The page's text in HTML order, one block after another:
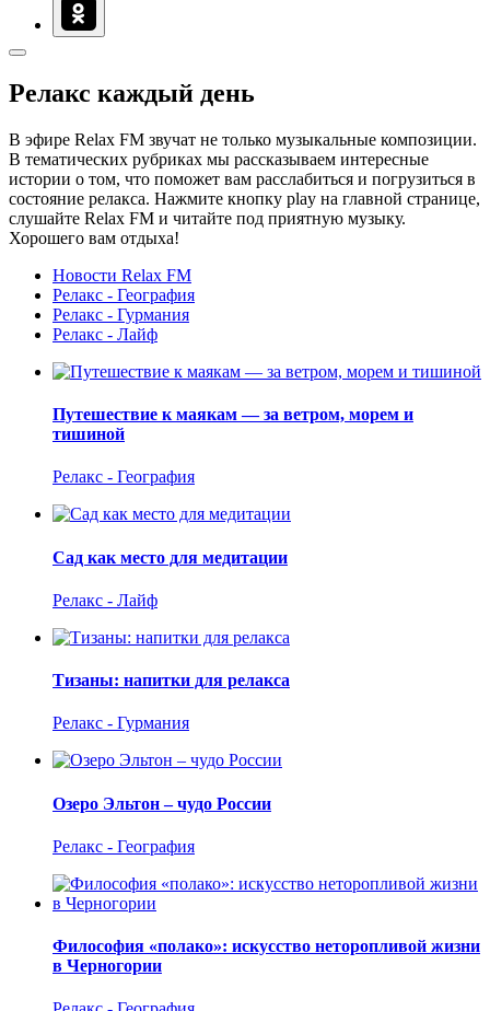
Релакс каждый день
В эфире Relax FM звучат не только музыкальные композиции.
В тематических рубриках мы рассказываем интересные
истории о том, что поможет вам расслабиться и погрузиться в
состояние релакса. Нажмите кнопку play на главной странице,
слушайте Relax FM и читайте под приятную музыку.
Хорошего вам отдыха!
Новости Relax FM
Релакс - География
Релакс - Гурмания
Релакс - Лайф
Путешествие к маякам — за ветром, морем и
тишиной
Релакс - География
Сад как место для медитации
Релакс - Лайф
Тизаны: напитки для релакса
Релакс - Гурмания
Озеро Эльтон – чудо России
Релакс - География
Философия «полако»: искусство неторопливой жизни
в Черногории